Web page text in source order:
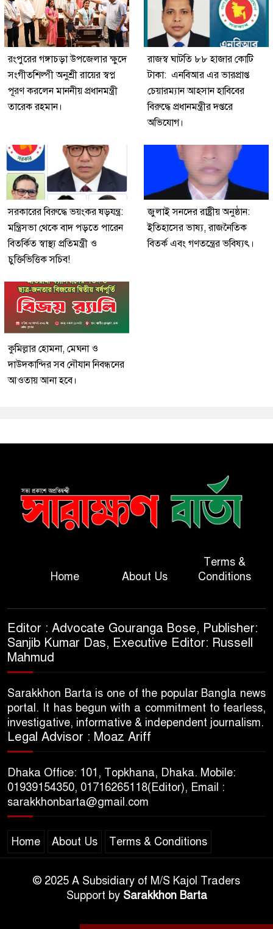
রংপুরের গঙ্গাচড়া উপজেলার ক্ষুদে
সংগীতশিল্পী অনুশ্রী রায়ের স্বপ্ন
পূরণ করলেন মাননীয় প্রধানমন্ত্রী
তারেক রহমান।
রাজস্ব ঘাটতি ৮৮ হাজার কোটি
টাকা: এনবিআর এর ভারপ্রাপ্ত
চেয়ারম্যান আহসান হাবিবের
বিরুদ্ধে প্রধানমন্ত্রীর দপ্তরে
অভিযোগ।
সরকারের বিরুদ্ধে ভয়ংকর ষড়যন্ত্র:
মন্ত্রিসভা থেকে বাদ পড়তে পারেন
বিতর্কিত স্বাস্থ্য প্রতিমন্ত্রী ও
চুক্তিভিত্তিক সচিব!
জুলাই সনদের রাষ্ট্রীয় অনুষ্ঠান:
ইতিহাসের ভাষ্য, রাজনৈতিক
বিতর্ক এবং গণতন্ত্রের ভবিষ্যৎ।
কুমিল্লার হোমনা, মেঘনা ও
দাউদকান্দির সব নৌযান নিবন্ধনের
আওতায় আনা হবে।
Home About Us
Terms &
Conditions
Editor : Advocate Gouranga Bose, Publisher:
Sanjib Kumar Das, Executive Editor: Russell
Mahmud
Sarakkhon Barta is one of the popular Bangla news
portal. It has begun with a commitment to fearless,
investigative, informative & independent journalism.
Legal Advisor : Moaz Ariff
Dhaka Office: 101, Topkhana, Dhaka. Mobile:
01939154350, 01716265118(Editor), Email :
sarakkhonbarta@gmail.com
Home About Us Terms & Conditions
© 2025 A Subsidiary of M/S Kajol Traders
Support by Sarakkhon Barta